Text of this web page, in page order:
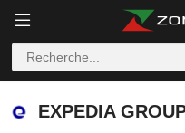
EXPEDIA GROUP, INC.
EXPEDIA